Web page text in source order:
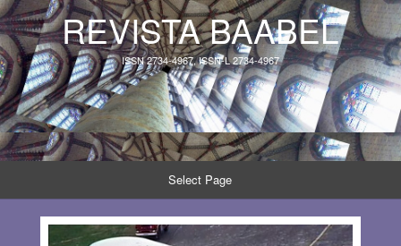
REVISTA BAABEL
ISSN 2734-4967, ISSN-L 2734-4967
Select Page